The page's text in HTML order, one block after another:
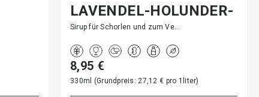
LAVENDEL-HOLUNDER-
ESSENZ
Sirup für Schorlen und zum Ve…
8,95 €
330ml (Grundpreis: 27,12 € pro 1liter)